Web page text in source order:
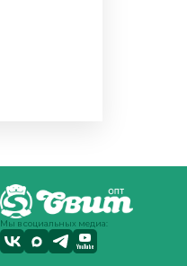
Мы в социальных медиа: